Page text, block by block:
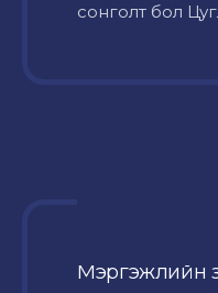
сонголт бол
Мэргэжлийн